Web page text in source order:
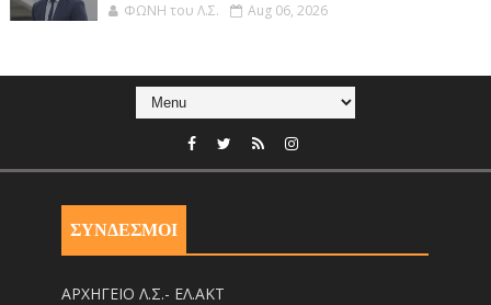
ΦΩΝΗ του Λ.Σ. Aug 06, 2026
ΣΥΝΔΕΣΜΟΙ
ΑΡΧΗΓΕΙΟ Λ.Σ.- ΕΛ.ΑΚΤ